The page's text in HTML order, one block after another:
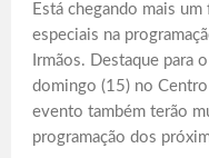
Está chegando mais
especiais na
Irmãos. Destaque para
domingo (15) no
evento também terão
programação dos